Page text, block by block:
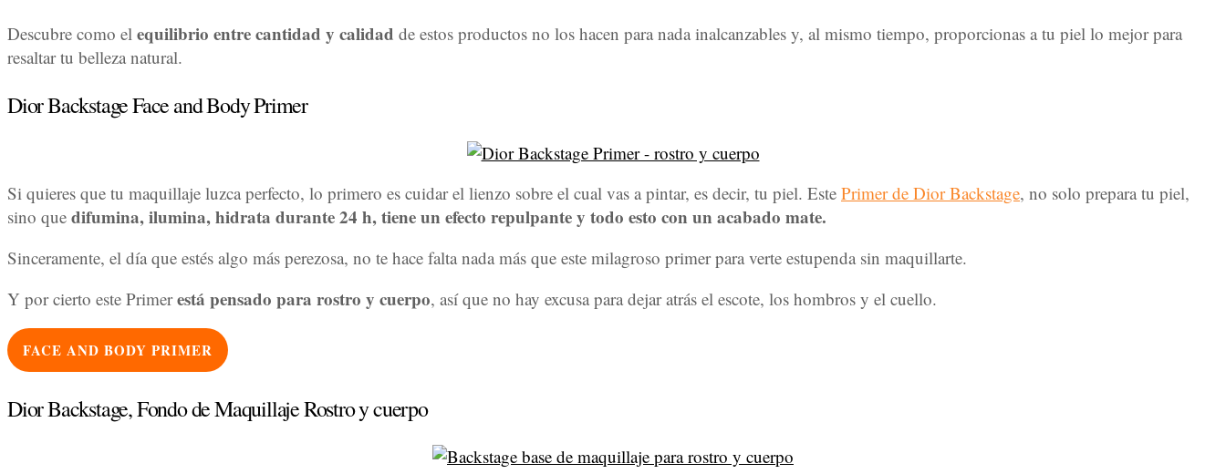
Descubre como el equilibrio entre cantidad y calidad de estos productos no los hacen para nada inalcanzables y, al mismo tiempo, proporcionas a tu piel lo mejor para
resaltar tu belleza natural.
Dior Backstage Face and Body Primer
Si quieres que tu maquillaje luzca perfecto, lo primero es cuidar el lienzo sobre el cual vas a pintar, es decir, tu piel. Este Primer de Dior Backstage, no solo prepara tu piel,
sino que difumina, ilumina, hidrata durante 24 h, tiene un efecto repulpante y todo esto con un acabado mate.
Sinceramente, el día que estés algo más perezosa, no te hace falta nada más que este milagroso primer para verte estupenda sin maquillarte.
Y por cierto este Primerestá pensado para rostro y cuerpo, así que no hay excusa para dejar atrás el escote, los hombros y el cuello.
FACE AND BODY PRIMER
Dior Backstage, Fondo de Maquillaje Rostro y cuerpo